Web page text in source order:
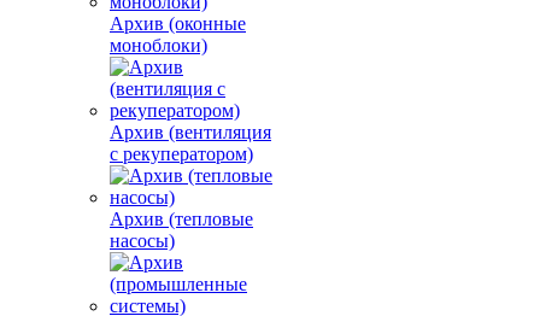
Архив (оконные
моноблоки)
Архив (вентиляция
с рекуператором)
Архив (тепловые
насосы)